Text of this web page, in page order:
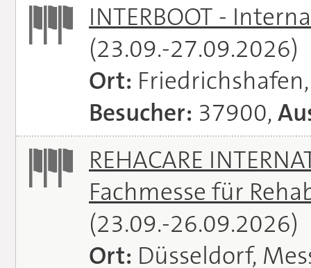
INTERBOOT -
(23.09.-27.09.2026)
Ort:
Besucher: 37900,
REHACARE
Fachmesse für
(23.09.-26.09.2026)
Ort: Düsseldorf,